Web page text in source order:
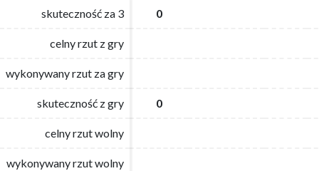
skuteczność za 3 0
celny rzut z gry
wykonywany rzut za gry
skuteczność z gry 0
celny rzut wolny
wykonywany rzut wolny
skuteczność za 3 0
celny rzut z gry
wykonywany rzut za gry
skuteczność z gry 0
celny rzut wolny
wykonywany rzut wolny